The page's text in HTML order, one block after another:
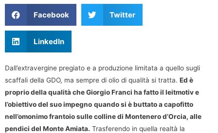
Facebook Twitter
LinkedIn
Dall’extravergine pregiato e a produzione limitata a quello sugli
scaffali della GDO, ma sempre di olio di qualità si tratta. Ed è
proprio della qualità che Giorgio Franci ha fatto il leitmotiv e
l’obiettivo del suo impegno quando si è buttato a capofitto
nell’omonimo frantoio sulle colline di Montenero d’Orcia, alle
pendici del Monte Amiata. Trasferendo in quella realtà la